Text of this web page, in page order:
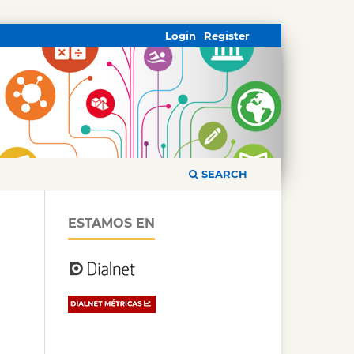
SEARCH
Register
Login
ESTAMOS EN